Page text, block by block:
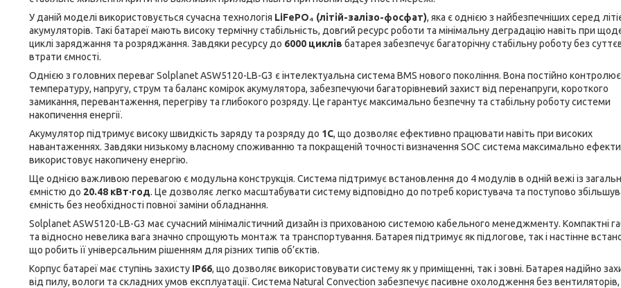
У даній моделі використовується сучасна технологія LiFePO₄ (літій-залізо-фосфат), яка є однією з найбезпечніших серед
акумуляторів. Такі батареї мають високу термічну стабільність, довгий ресурс роботи та мінімальну деградацію навіть при
циклі заряджання та розряджання. Завдяки ресурсу до 6000 циклів батарея забезпечує багаторічну стабільну роботу без
втрати ємності.
Однією з головних переваг Solplanet ASW5120-LB-G3 є інтелектуальна система BMS нового покоління. Вона постійно контролює
температуру, напругу, струм та баланс комірок акумулятора, забезпечуючи багаторівневий захист від перенапруги, короткого
замикання, перевантаження, перегріву та глибокого розряду. Це гарантує максимально безпечну та стабільну роботу системи
накопичення енергії.
Акумулятор підтримує високу швидкість заряду та розряду до 1C, що дозволяє ефективно працювати навіть при високих
навантаженнях. Завдяки низькому власному споживанню та покращеній точності визначення SOC система максимально
використовує накопичену енергію.
Ще однією важливою перевагою є модульна конструкція. Система підтримує встановлення до 4 модулів в одній вежі із
ємністю до 20.48 кВт·год. Це дозволяє легко масштабувати систему відповідно до потреб користувача та поступово
ємність без необхідності повної заміни обладнання.
Solplanet ASW5120-LB-G3 має сучасний мінімалістичний дизайн із прихованою системою кабельного менеджменту. Компактні
та відносно невелика вага значно спрощують монтаж та транспортування. Батарея підтримує як підлогове, так і настінне
що робить її універсальним рішенням для різних типів об’єктів.
Корпус батареї має ступінь захисту IP66, що дозволяє використовувати систему як у приміщенні, так і зовні. Батарея надійно
від пилу, вологи та складних умов експлуатації. Система Natural Convection забезпечує пасивне охолодження без